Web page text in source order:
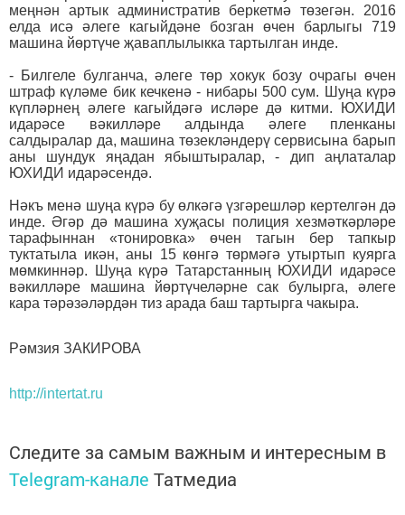
меңнән артык административ беркетмә төзегән. 2016
елда исә әлеге кагыйдәне бозган өчен барлыгы 719
машина йөртүче җаваплылыкка тартылган инде.
- Билгеле булганча, әлеге төр хокук бозу очрагы өчен
штраф күләме бик кечкенә - нибары 500 сум. Шуңа күрә
күпләрнең әлеге кагыйдәгә исләре дә китми. ЮХИДИ
идарәсе вәкилләре алдында әлеге пленканы
салдыралар да, машина төзекләндерү сервисына барып
аны шундук яңадан ябыштыралар, - дип аңлаталар
ЮХИДИ идарәсендә.
Нәкъ менә шуңа күрә бу өлкәгә үзгәрешләр кертелгән дә
инде. Әгәр дә машина хуҗасы полиция хезмәткәрләре
тарафыннан «тонировка» өчен тагын бер тапкыр
туктатыла икән, аны 15 көнгә төрмәгә утыртып куярга
мөмкиннәр. Шуңа күрә Татарстанның ЮХИДИ идарәсе
вәкилләре машина йөртүчеләрне сак булырга, әлеге
кара тәрәзәләрдән тиз арада баш тартырга чакыра.
Рәмзия ЗАКИРОВА
http://intertat.ru
Следите за самым важным и интересным в
Telegram-канале Татмедиа